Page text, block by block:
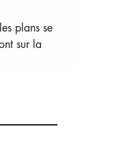
plans se
sur la